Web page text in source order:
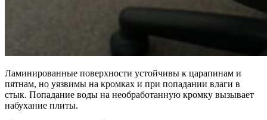
Ламинированные поверхности устойчивы к царапинам и
пятнам, но уязвимы на кромках и при попадании влаги в
стык. Попадание воды на необработанную кромку вызывает
набухание плиты.